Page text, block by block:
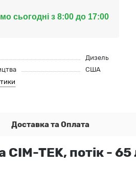
сьогодні з 8:00 до 17:00
Дизель
США
Доставка та Оплата
TEK, потік - 65